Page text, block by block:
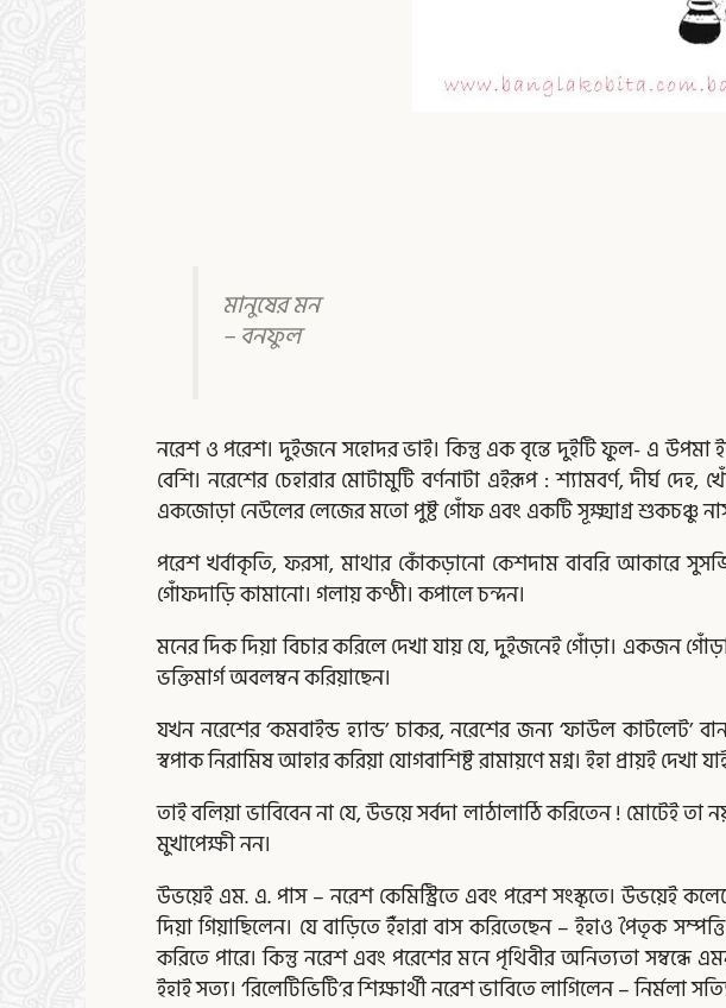
মানুষের মন
– বনফুল
নরেশ ও পরেশ। দুইজনে সহোদর ভাই। কিন্তু এক বৃন্তে দুইটি ফুল- এ উপমা
বেশি। নরেশের চেহারার মোটামুটি বর্ণনাটা এইরূপ : শ্যামবর্ণ, দীর্ঘ
একজোড়া নেউলের লেজের মতো পুষ্ট গোঁফ এবং একটি সূক্ষ্মাগ্র শুকচঞ্চু
পরেশ খর্বাকৃতি, ফরসা, মাথার কোঁকড়ানো কেশদাম বাবরি আকারে
গোঁফদাড়ি কামানো। গলায় কণ্ঠী। কপালে চন্দন।
মনের দিক দিয়া বিচার করিলে দেখা যায় যে, দুইজনেই গোঁড়া। একজন
ভক্তিমার্গ অবলম্বন করিয়াছেন।
যখন নরেশের ‘কমবাইন্ড হ্যান্ড’ চাকর, নরেশের জন্য ‘ফাউল কাটলেট’
স্বপাক নিরামিষ আহার করিয়া যোগবাশিষ্ট রামায়ণে মগ্ন। ইহা প্রায়ই দেখা
তাই বলিয়া ভাবিবেন না যে, উভয়ে সর্বদা লাঠালাঠি করিতেন ! মোটেই
মুখাপেক্ষী নন।
উভয়েই এম. এ. পাস – নরেশ কেমিস্ট্রিতে এবং পরেশ সংস্কৃতে। উভয়েই
দিয়া গিয়াছিলেন। যে বাড়িতে ইঁহারা বাস করিতেছেন – ইহাও পৈতৃক
করিতে পারে। কিন্তু নরেশ এবং পরেশের মনে পৃথিবীর অনিত্যতা
ইহাই সত্য। ‘রিলেটিভিটি’র শিক্ষার্থী নরেশ ভাবিতে লাগিলেন – নির্মলা